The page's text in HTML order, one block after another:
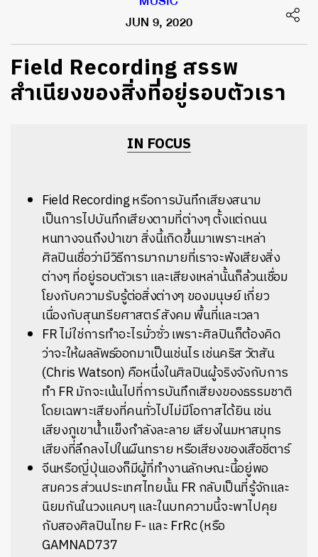
MUSIC
JUN 9, 2020
Field Recording สรรพ
สำเนียงของสิ่งที่อยู่รอบตัวเรา
IN FOCUS
Field Recording หรือการบันทึกเสียงสนาม
เป็นการไปบันทึกเสียงตามที่ต่างๆ ตั้งแต่ถนน
หนทางจนถึงป่าเขา สิ่งนี้เกิดขึ้นมาเพราะเหล่า
ศิลปินเชื่อว่ามีวิธีการมากมายที่เราจะฟังเสียงสิ่ง
ต่างๆ ที่อยู่รอบตัวเรา และเสียงเหล่านั้นก็ล้วนเชื่อม
โยงกับความรับรู้ต่อสิ่งต่างๆ ของมนุษย์ เกี่ยว
เนื่องกับสุนทรียศาสตร์ สังคม พื้นที่และเวลา
FR ไม่ใช่การทำอะไรมั่วซั่ว เพราะศิลปินก็ต้องคิด
ว่าจะให้ผลลัพธ์ออกมาเป็นเช่นไร เช่นคริส วัตสัน
(Chris Watson) คือหนึ่งในศิลปินผู้จริงจังกับการ
ทำ FR มักจะเน้นไปที่การบันทึกเสียงของธรรมชาติ
โดยเฉพาะเสียงที่คนทั่วไปไม่มีโอกาสได้ยิน เช่น
เสียงภูเขาน้ำแข็งกำลังละลาย เสียงในมหาสมุทร
เสียงที่ลึกลงไปในผืนทราย หรือเสียงของเสือชีตาร์
จีนหรือญี่ปุ่นเองก็มีผู้ที่ทำงานลักษณะนี้อยู่พอ
สมควร ส่วนประเทศไทยนั้น FR กลับเป็นที่รู้จักและ
นิยมกันในวงแคบๆ และในบทความนี้จะพาไปคุย
กับสองศิลปินไทย F- และ FrRc (หรือ
GAMNAD737